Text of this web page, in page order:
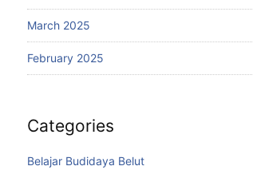
March 2025
February 2025
Categories
Belajar Budidaya Belut